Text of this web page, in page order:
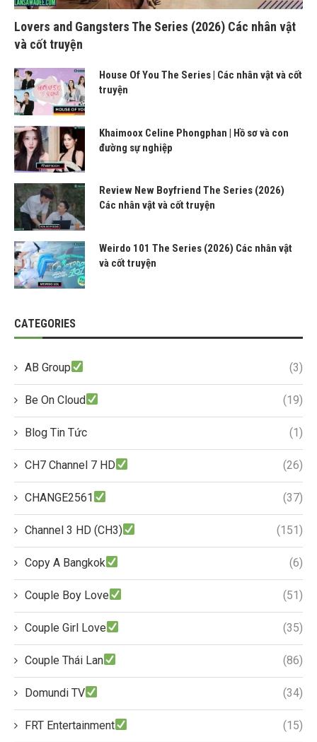
Lovers and Gangsters The Series (2026) Các nhân vật
và cốt truyện
House Of You The Series | Các nhân vật và cốt
truyện
Khaimoox Celine Phongphan | Hồ sơ và con
đường sự nghiệp
Review New Boyfriend The Series (2026)
Các nhân vật và cốt truyện
Weirdo 101 The Series (2026) Các nhân vật
và cốt truyện
CATEGORIES
AB Group (3)
Be On Cloud (19)
Blog Tin Tức (1)
CH7 Channel 7 HD (26)
CHANGE2561 (37)
Channel 3 HD (CH3) (151)
Copy A Bangkok (6)
Couple Boy Love (51)
Couple Girl Love (35)
Couple Thái Lan (86)
Domundi TV (34)
FRT Entertainment (15)